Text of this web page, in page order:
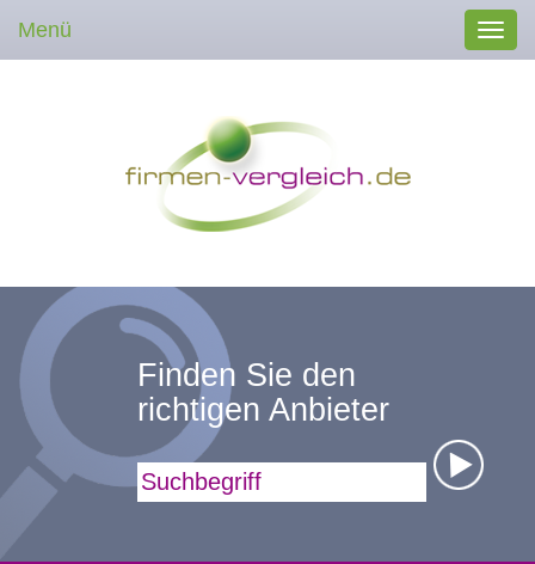
Menü
Finden Sie den
richtigen Anbieter
Suchbegriff